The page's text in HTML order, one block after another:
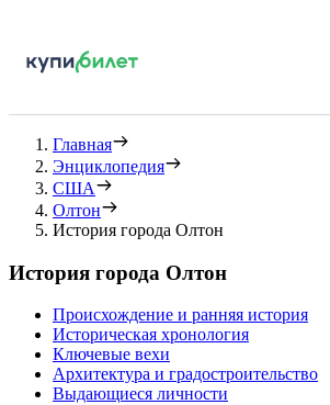
Главная
Энциклопедия
США
Олтон
История города Олтон
История города Олтон
Происхождение и ранняя история
Историческая хронология
Ключевые вехи
Архитектура и градостроительство
Выдающиеся личности